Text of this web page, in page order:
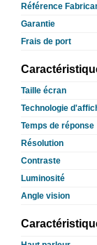
Référence
Garantie
Frais de port
Taille écran
Technologie
Temps de réponse
Résolution
Contraste
Luminosité
Angle vision